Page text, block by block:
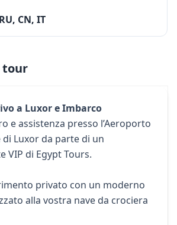
CN, IT
tour
a Luxor e Imbarco
e assistenza presso l’Aeroporto
Luxor da parte di un
VIP di Egypt Tours.
privato con un moderno
alla vostra nave da crociera